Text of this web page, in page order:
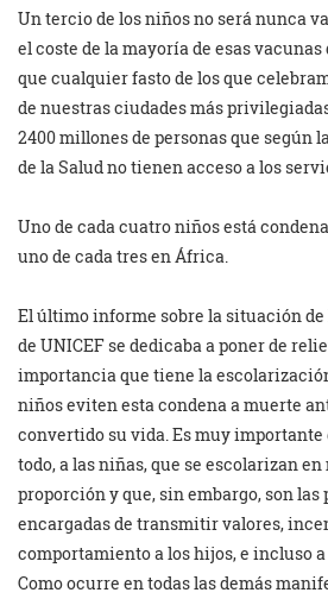
Un tercio de los niños no será nunca
el coste de la mayoría de esas
que cualquier fasto de los que
de nuestras ciudades más
2400 millones de personas que según
de la Salud no tienen acceso a los
Uno de cada cuatro niños está
uno de cada tres en África.
El último informe sobre la situación
de UNICEF se dedicaba a poner de
importancia que tiene la
niños eviten esta condena a muerte
convertido su vida. Es muy importante
todo, a las niñas, que se escolarizan
proporción y que, sin embargo, son
encargadas de transmitir valores,
comportamiento a los hijos, e incluso
Como ocurre en todas las demás